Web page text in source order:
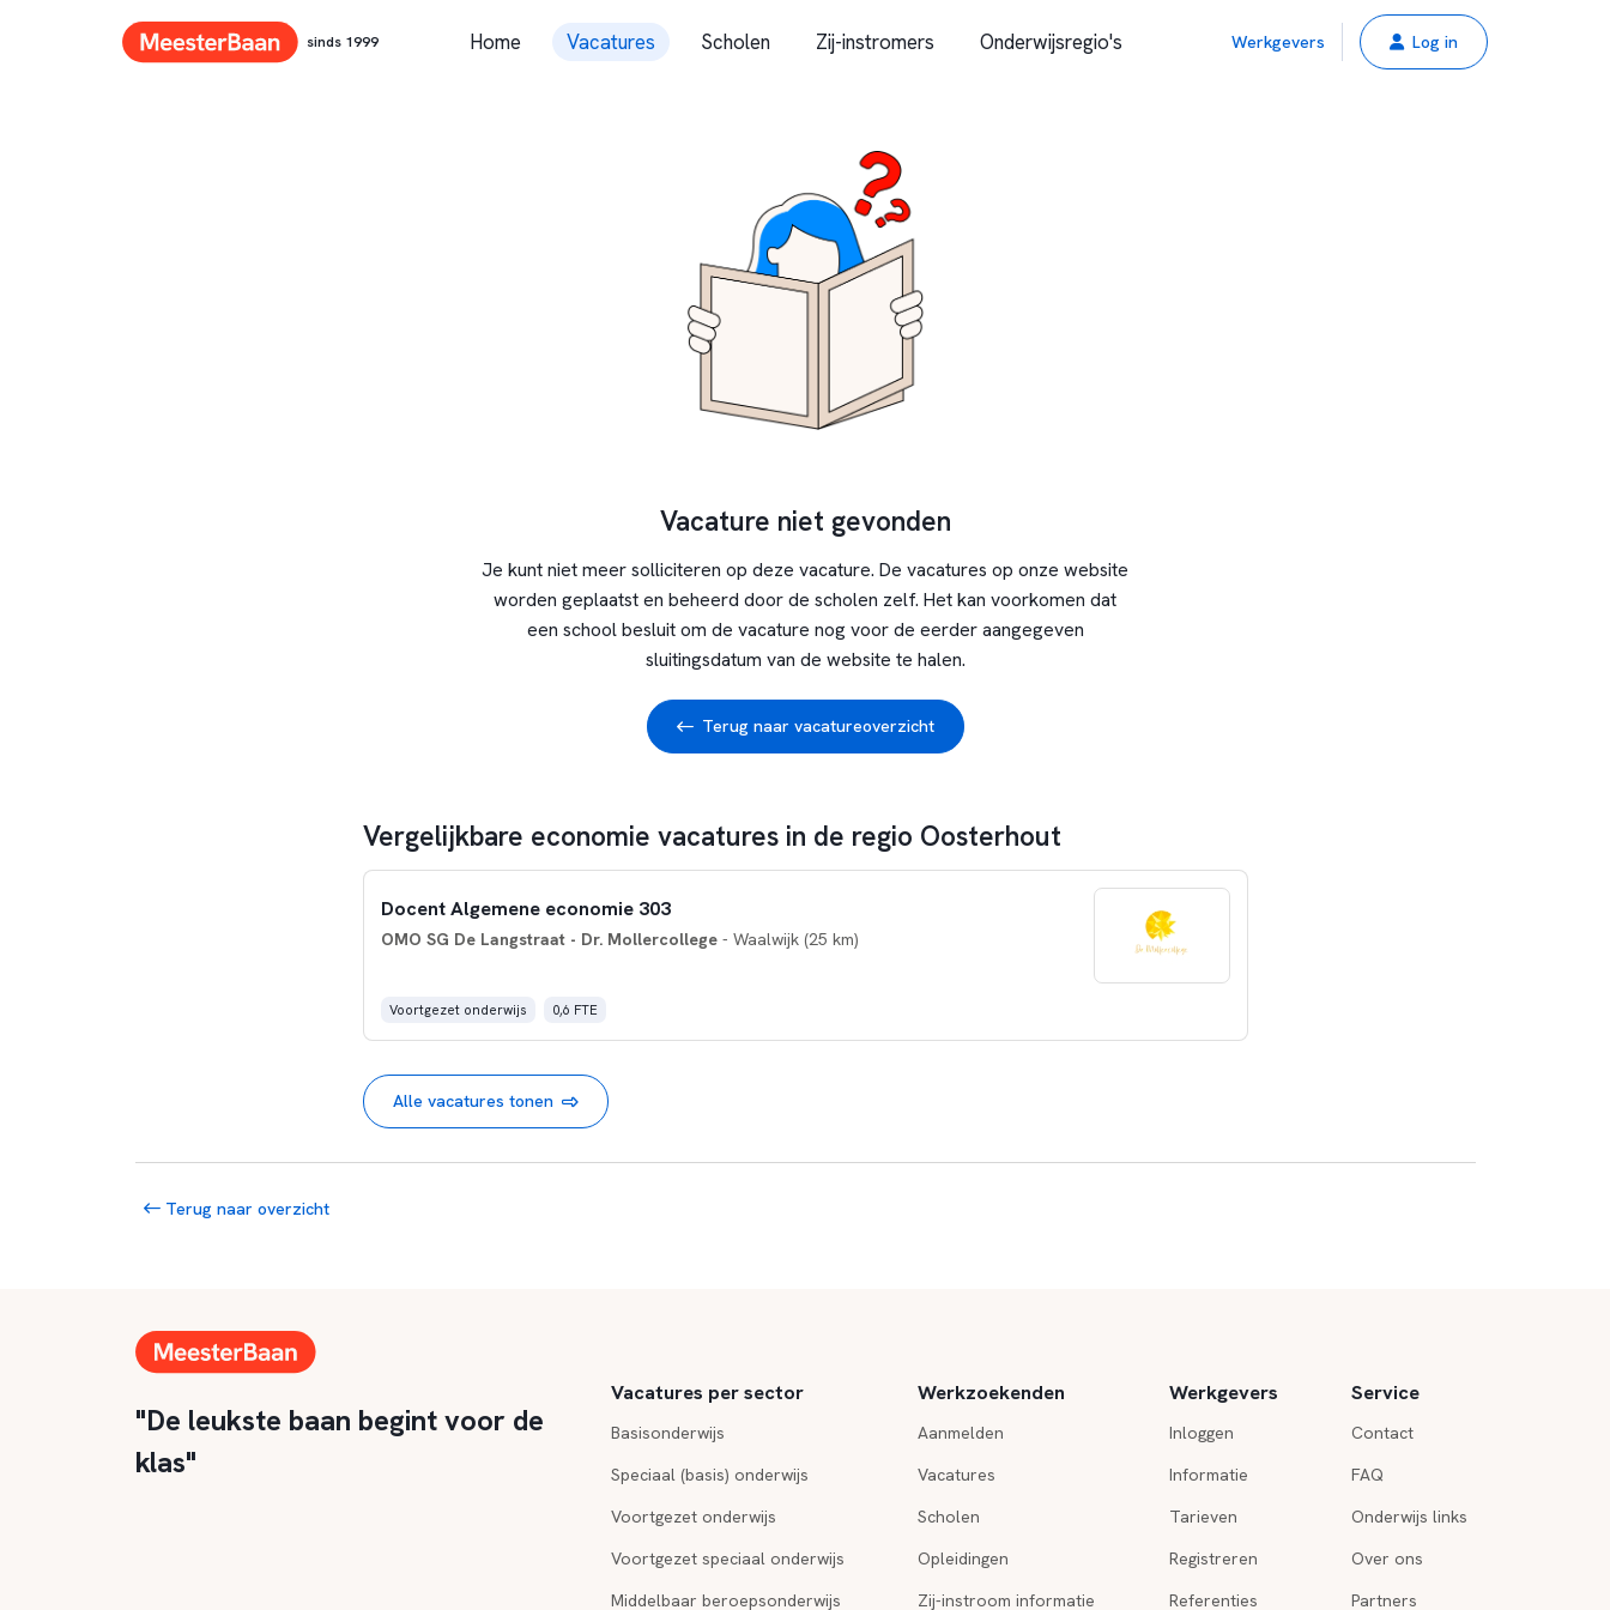
sinds 1999 Home Vacatures Scholen Zij-instromers Onderwijsregio's Werkgevers Log in
Vacature niet gevonden
Je kunt niet meer solliciteren op deze vacature. De vacatures op onze website
worden geplaatst en beheerd door de scholen zelf. Het kan voorkomen dat
een school besluit om de vacature nog voor de eerder aangegeven
sluitingsdatum van de website te halen.
Terug naar vacatureoverzicht
Vergelijkbare economie vacatures in de regio Oosterhout
Docent Algemene economie 303
OMO SG De Langstraat - Dr. Mollercollege- Waalwijk (25 km)
Voortgezet onderwijs 0,6 FTE
Alle vacatures tonen
Terug naar overzicht
"De leukste baan begint voor de
klas"
Vacatures per sector
Basisonderwijs
Speciaal (basis) onderwijs
Voortgezet onderwijs
Voortgezet speciaal onderwijs
Middelbaar beroepsonderwijs
Werkzoekenden
Aanmelden
Vacatures
Scholen
Opleidingen
Zij-instroom informatie
Werkgevers
Inloggen
Informatie
Tarieven
Registreren
Referenties
Service
Contact
FAQ
Onderwijs links
Over ons
Partners